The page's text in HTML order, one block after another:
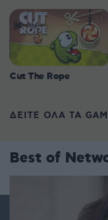
Cut The Rope
ΔΕΙΤΕ ΟΛΑ ΤΑ
Best of